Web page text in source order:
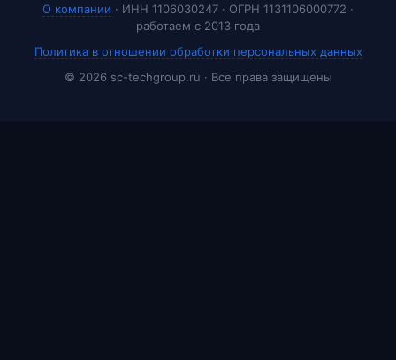
О компании · ИНН 1106030247 · ОГРН 1131106000772 ·
работаем с 2013 года
Политика в отношении обработки персональных данных
© 2026 sc-techgroup.ru · Все права защищены